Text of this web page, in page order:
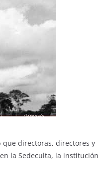
que directoras, directores y
la Sedeculta, la institución